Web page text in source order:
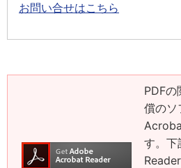
お問い合せはこちら
PDF
償の
す。